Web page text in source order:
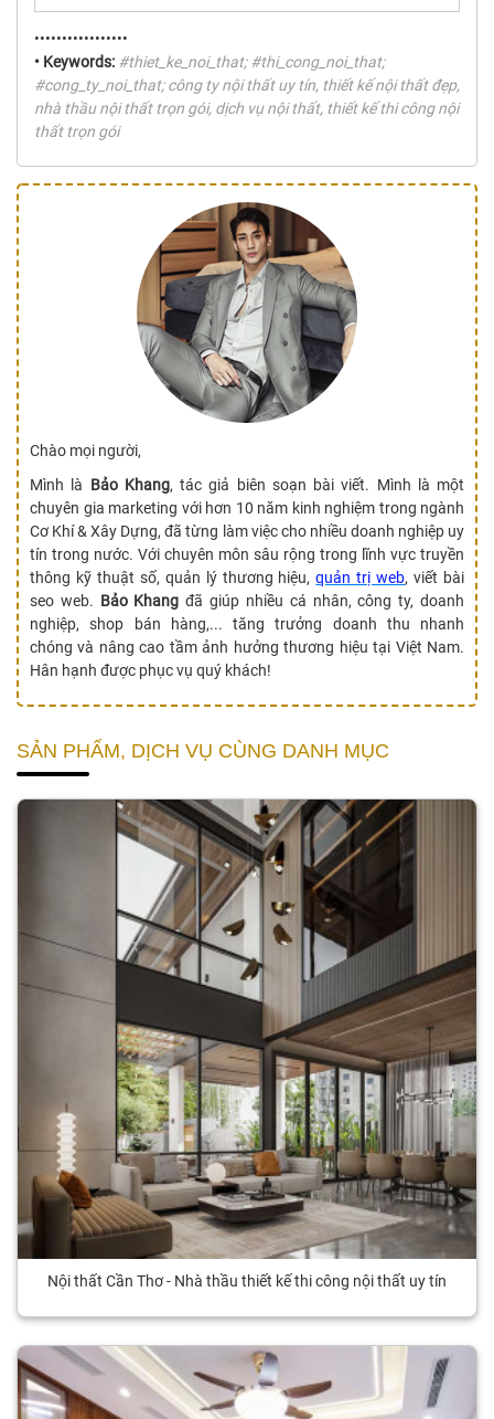
•••••••••••••••••
• Keywords: #thiet_ke_noi_that; #thi_cong_noi_that;
#cong_ty_noi_that; công ty nội thất uy tín, thiết kế nội thất đẹp,
nhà thầu nội thất trọn gói, dịch vụ nội thất, thiết kế thi công nội
thất trọn gói
Chào mọi người,
Mình là Bảo Khang, tác giả biên soạn bài viết. Mình là một
chuyên gia marketing với hơn 10 năm kinh nghiệm trong ngành
Cơ Khí & Xây Dựng, đã từng làm việc cho nhiều doanh nghiệp uy
tín trong nước. Với chuyên môn sâu rộng trong lĩnh vực truyền
thông kỹ thuật số, quản lý thương hiệu,quản trị web, viết bài
seo web. Bảo Khang đã giúp nhiều cá nhân, công ty, doanh
nghiệp, shop bán hàng,... tăng trưởng doanh thu nhanh
chóng và nâng cao tầm ảnh hưởng thương hiệu tại Việt Nam.
Hân hạnh được phục vụ quý khách!
SẢN PHẨM, DỊCH VỤ CÙNG DANH MỤC
Nội thất Cần Thơ - Nhà thầu thiết kế thi công nội thất uy tín